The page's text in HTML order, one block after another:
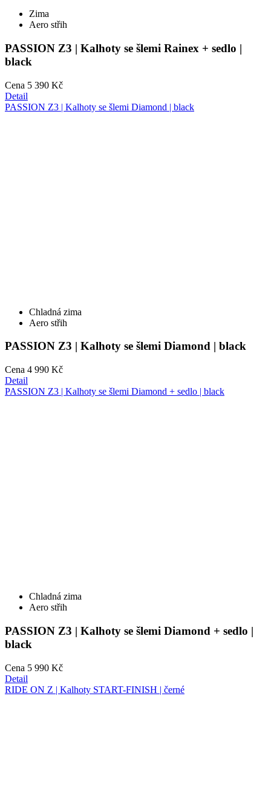
Zima
Aero střih
PASSION Z3 | Kalhoty se šlemi Rainex + sedlo |
black
Cena 5 390 Kč
Detail
PASSION Z3 | Kalhoty se šlemi Diamond | black